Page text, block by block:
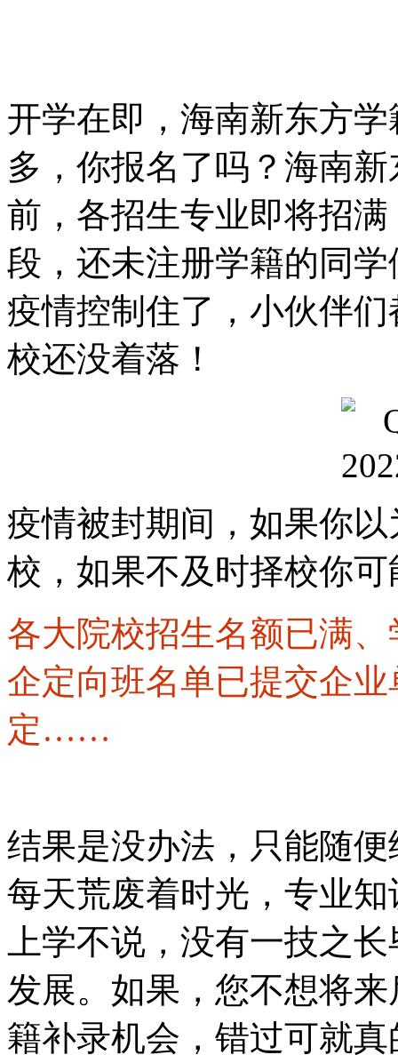
开学在即，海南新东方
多，你报名了吗？海南
前， 各招生专业即将招
段， 还未注册学籍的同学
疫情控制住了，小伙伴
校还没着落！
疫情被封期间，如果你
校，如果不及时择校你
各大院校招生名额已满
企定向班名单已提交企
定……
结果是没办法，只能随
每天荒废着时光，专业
上学不说，没有一技之
发展。如果，您不想将
籍补录机会，错过可就